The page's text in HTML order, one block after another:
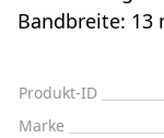
Bandbreite: 13
Produkt-ID
Marke